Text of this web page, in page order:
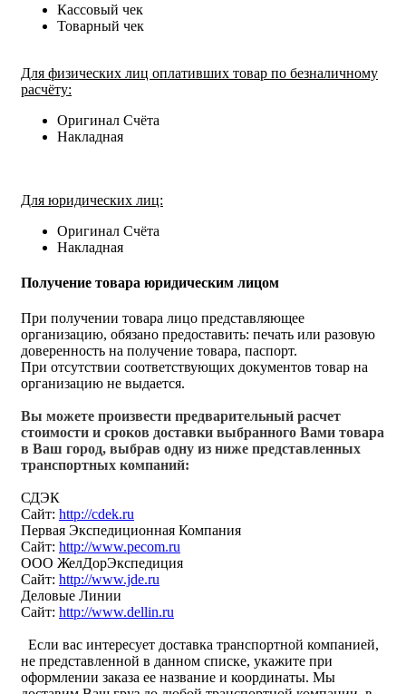
Кассовый чек
Товарный чек
Для физических лиц оплативших товар по безналичному
расчёту:
Оригинал Счёта
Накладная
Для юридических лиц:
Оригинал Счёта
Накладная
Получение товара юридическим лицом
При получении товара лицо представляющее
организацию, обязано предоставить: печать или разовую
доверенность на получение товара, паспорт.
При отсутствии соответствующих документов товар на
организацию не выдается.
Вы можете произвести предварительный расчет
стоимости и сроков доставки выбранного Вами товара
в Ваш город, выбрав одну из ниже представленных
транспортных компаний:
СДЭК
Сайт: http://cdek.ru
Первая Экспедиционная Компания
Сайт: http://www.pecom.ru
ООО ЖелДорЭкспедиция
Сайт: http://www.jde.ru
Деловые Линии
Сайт: http://www.dellin.ru
Если вас интересует доставка транспортной компанией,
не представленной в данном списке, укажите при
оформлении заказа ее название и координаты. Мы